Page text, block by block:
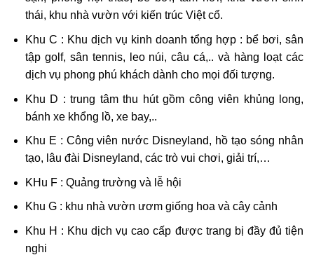
thái, khu nhà vườn với kiến trúc Việt cổ.
Khu C : Khu dịch vụ kinh doanh tổng hợp : bể bơi, sân
tập golf, sân tennis, leo núi, câu cá,.. và hàng loạt các
dịch vụ phong phú khách dành cho mọi đối tượng.
Khu D : trung tâm thu hút gồm công viên khủng long,
bánh xe khổng lồ, xe bay,..
Khu E : Công viên nước Disneyland, hồ tạo sóng nhân
tạo, lâu đài Disneyland, các trò vui chơi, giải trí,…
KHu F : Quảng trường và lễ hội
Khu G : khu nhà vườn ươm giống hoa và cây cảnh
Khu H : Khu dịch vụ cao cấp được trang bị đầy đủ tiện
nghi